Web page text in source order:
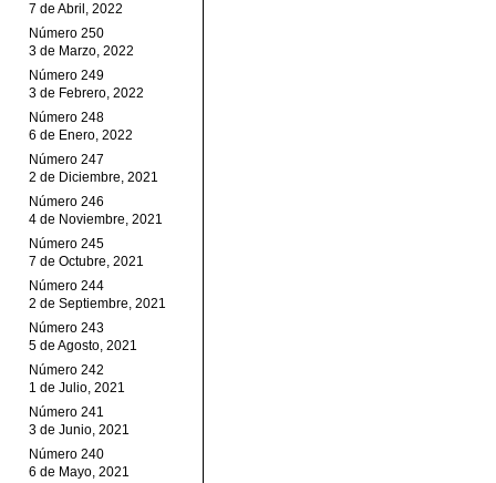
7 de Abril, 2022
Número 250
3 de Marzo, 2022
Número 249
3 de Febrero, 2022
Número 248
6 de Enero, 2022
Número 247
2 de Diciembre, 2021
Número 246
4 de Noviembre, 2021
Número 245
7 de Octubre, 2021
Número 244
2 de Septiembre, 2021
Número 243
5 de Agosto, 2021
Número 242
1 de Julio, 2021
Número 241
3 de Junio, 2021
Número 240
6 de Mayo, 2021